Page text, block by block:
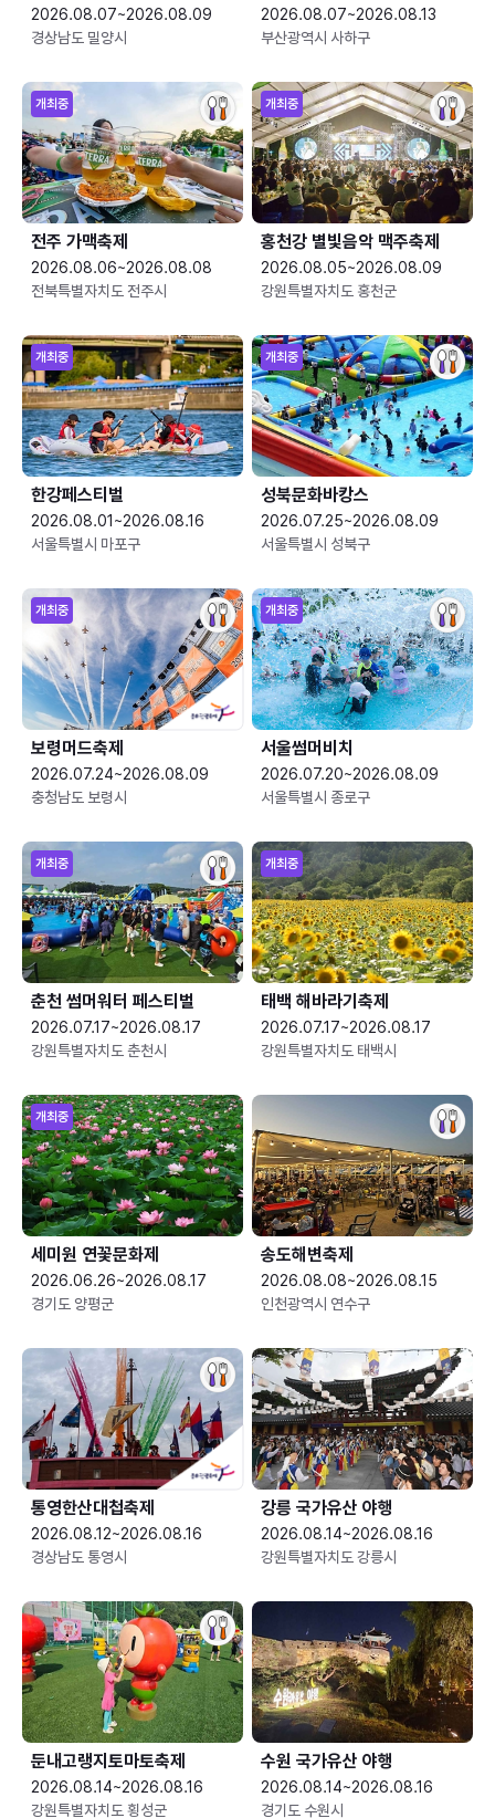
2026.08.07~2026.08.09
경상남도 밀양시
2026.08.07~2026.08.13
부산광역시 사하구
개최중
전주 가맥축제
2026.08.06~2026.08.08
전북특별자치도 전주시
개최중
홍천강 별빛음악 맥주축제
2026.08.05~2026.08.09
강원특별자치도 홍천군
개최중
한강페스티벌
2026.08.01~2026.08.16
서울특별시 마포구
개최중
성북문화바캉스
2026.07.25~2026.08.09
서울특별시 성북구
개최중
보령머드축제
2026.07.24~2026.08.09
충청남도 보령시
개최중
서울썸머비치
2026.07.20~2026.08.09
서울특별시 종로구
개최중
춘천 썸머워터 페스티벌
2026.07.17~2026.08.17
강원특별자치도 춘천시
개최중
태백 해바라기축제
2026.07.17~2026.08.17
강원특별자치도 태백시
개최중
세미원 연꽃문화제
2026.06.26~2026.08.17
경기도 양평군
송도해변축제
2026.08.08~2026.08.15
인천광역시 연수구
통영한산대첩축제
2026.08.12~2026.08.16
경상남도 통영시
강릉 국가유산 야행
2026.08.14~2026.08.16
강원특별자치도 강릉시
둔내고랭지토마토축제
2026.08.14~2026.08.16
강원특별자치도 횡성군
수원 국가유산 야행
2026.08.14~2026.08.16
경기도 수원시